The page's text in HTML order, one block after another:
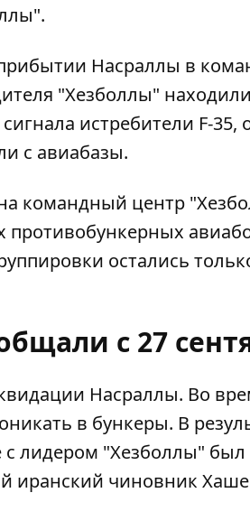
Насраллы в
"Хезболлы"
истребители F-
с авиабазы.
командный центр
противобункерных
остались
с 27
Насраллы. Во
в бункеры. В
с лидером "Хезболлы" был
иранский чиновник